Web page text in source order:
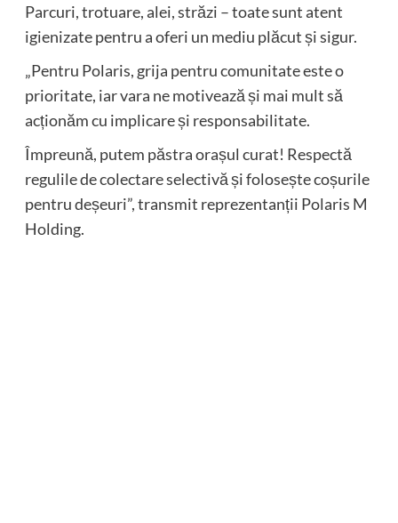
Parcuri, trotuare, alei, străzi – toate sunt atent
igienizate pentru a oferi un mediu plăcut și sigur.
„Pentru Polaris, grija pentru comunitate este o
prioritate, iar vara ne motivează și mai mult să
acționăm cu implicare și responsabilitate.
Împreună, putem păstra orașul curat! Respectă
regulile de colectare selectivă și folosește coșurile
pentru deșeuri”, transmit reprezentanții Polaris M
Holding.